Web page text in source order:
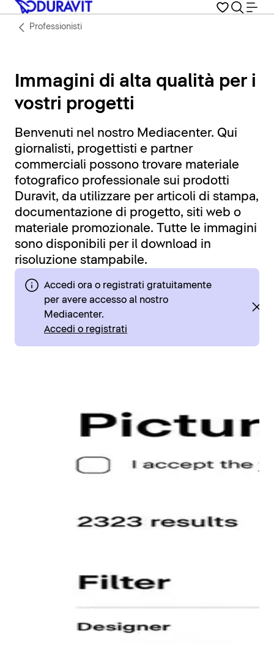
Professionisti
Immagini di alta qualità per i
vostri progetti
Benvenuti nel nostro Mediacenter. Qui
giornalisti, progettisti e partner
commerciali possono trovare materiale
fotografico professionale sui prodotti
Duravit, da utilizzare per articoli di stampa,
documentazione di progetto, siti web o
materiale promozionale. Tutte le immagini
sono disponibili per il download in
risoluzione stampabile.
Accedi ora o registrati gratuitamente
per avere accesso al nostro
Mediacenter.
Accedi o registrati